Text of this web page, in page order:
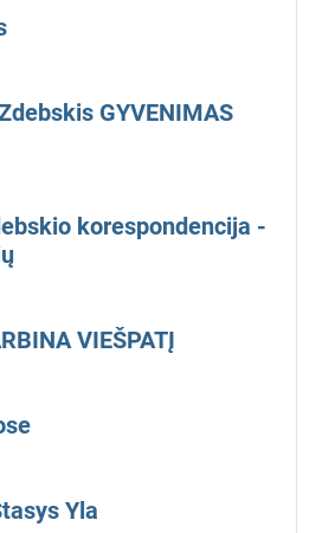
GYVENIMAS
korespondencija -
VIEŠPATĮ
Yla